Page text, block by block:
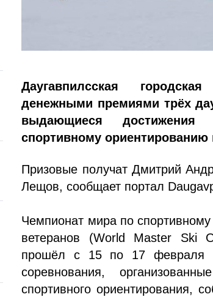
Даугавпилсская
денежными премиями трёх
выдающиеся
спортивному
Призовые получат Дмитрий
Лещов, сообщает портал
Чемпионат мира по
ветеранов (World Master Ski
прошёл с 15 по 17 февраля
соревнования,
спортивного ориентирования,